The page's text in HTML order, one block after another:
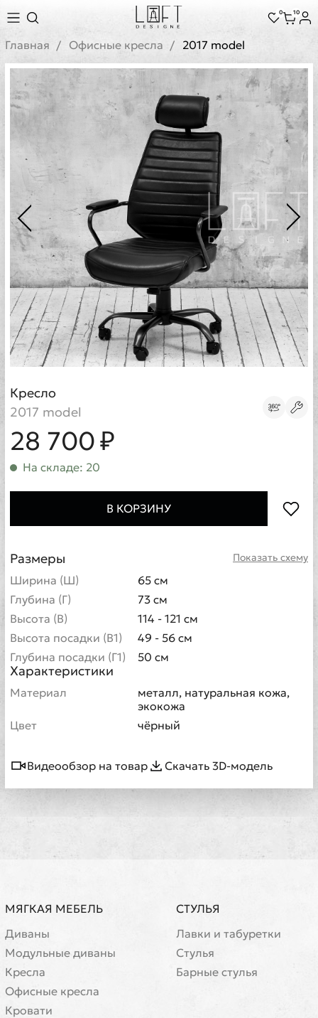
0 10
Главная Офисные кресла 2017 model
Кресло
2017 model
28 700 ₽
На складе: 20
В КОРЗИНУ
Показать схему
Размеры
Ширина (Ш)
65 см
Глубина (Г)
73 см
Высота (В)
114 - 121 см
Высота посадки (В1)
49 - 56 см
Глубина посадки (Г1)
50 см
Характеристики
Материал
металл, натуральная кожа,
экокожа
Цвет
чёрный
Видеообзор на товар Скачать 3D-модель
МЯГКАЯ МЕБЕЛЬ
Диваны
Модульные диваны
Кресла
Офисные кресла
Кровати
СТУЛЬЯ
Лавки и табуретки
Стулья
Барные стулья